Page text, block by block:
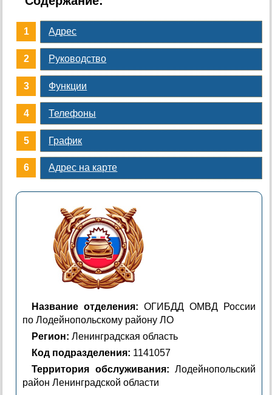
Адрес
Руководство
Функции
Телефоны
График
Адрес на карте
Название отделения: ОГИБДД ОМВД России
по Лодейнопольскому району ЛО
Регион: Ленинградская область
Код подразделения: 1141057
Территория обслуживания: Лодейнопольский
район Ленинградской области